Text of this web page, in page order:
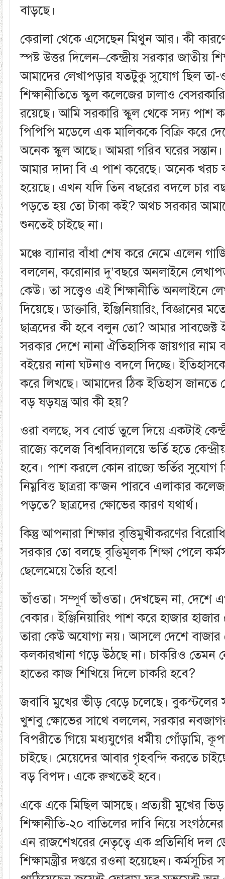
বাড়ছে।
কেরালা থেকে এসেছেন মিথুন আর। কী
স্পষ্ট উত্তর দিলেন–কেন্দ্রীয় সরকার জাতীয়
আমাদের লেখাপড়ার যতটুকু সুযোগ ছিল তা-
শিক্ষানীতিতে স্কুল কলেজের ঢালাও
রয়েছে। আমি সরকারি স্কুল থেকে সদ্য পাশ
পিপিপি মডেলে এক মালিককে বিক্রি করে
অনেক স্কুল আছে। আমরা গরিব ঘরের সন্তান।
আমার দাদা বি এ পাশ করেছে। অনেক খরচ
হয়েছে। এখন যদি তিন বছরের বদলে চার
পড়তে হয় তো টাকা কই? অথচ সরকার
শুনতেই চাইছে না।
মঞ্চে ব্যানার বাঁধা শেষ করে নেমে এলেন
বললেন, করোনার দু’বছরে অনলাইনে
কেউ। তা সত্ত্বেও এই শিক্ষানীতি অনলাইনে
দিয়েছে। ডাক্তারি, ইঞ্জিনিয়ারিং, বিজ্ঞানের
ছাত্রদের কী হবে বলুন তো? আমার সাবজেক্ট
সরকার দেশে নানা ঐতিহাসিক জায়গার নাম
বইয়ের নানা ঘটনাও বদলে দিচ্ছে।
করে লিখছে। আমাদের ঠিক ইতিহাস জানতে
বড় ষড়যন্ত্র আর কী হয়?
ওরা বলছে, সব বোর্ড তুলে দিয়ে একটাই
রাজ্যে কলেজ বিশ্ববিদ্যালয়ে ভর্তি হতে
হবে। পাশ করলে কোন রাজ্যে ভর্তির সুযোগ
নিম্নবিত্ত ছাত্ররা ক’জন পারবে এলাকার
পড়তে? ছাত্রদের ক্ষোভের কারণ যথার্থ।
কিন্তু আপনারা শিক্ষার বৃত্তিমুখীকরণের
সরকার তো বলছে বৃত্তিমূলক শিক্ষা পেলে
ছেলেমেয়ে তৈরি হবে!
ভাঁওতা। সম্পূর্ণ ভাঁওতা। দেখছেন না, দেশে
বেকার। ইঞ্জিনিয়ারিং পাশ করে হাজার
তারা কেউ অযোগ্য নয়। আসলে দেশে বাজার
কলকারখানা গড়ে উঠছে না। চাকরিও তেমন
হাতের কাজ শিখিয়ে দিলে চাকরি হবে?
জবাবি মুখের ভীড় বেড়ে চলেছে। বুকস্টলের
খুশবু ক্ষোভের সাথে বললেন, সরকার
বিপরীতে গিয়ে মধ্যযুগের ধর্মীয় গোঁড়ামি,
চাইছে। মেয়েদের আবার গৃহবন্দি করতে
বড় বিপদ। একে রুখতেই হবে।
একে একে মিছিল আসছে। প্রত্যয়ী মুখের
শিক্ষানীতি-২০ বাতিলের দাবি নিয়ে
এন রাজশেখরের নেতৃত্বে এক প্রতিনিধি দল
শিক্ষামন্ত্রীর দপ্তরে রওনা হয়েছেন। কর্মসূচির